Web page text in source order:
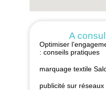
A
Optimiser
: conseils pratiques
marquage textile
publicité sur